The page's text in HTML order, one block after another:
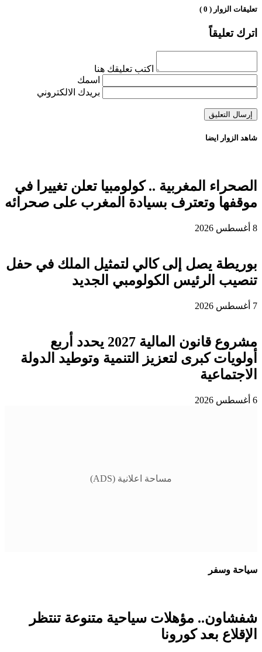
تعليقات الزوار ( 0 )
اترك تعليقاً
اكتب تعليقك هنا
اسمك
بريدك الالكتروني
شاهد الزوار ايضا
الصحراء المغربية .. كولومبيا تعلن تغييرا في
موقفها وتعترف بسيادة المغرب على صحرائه
8 أغسطس 2026
بوريطة يصل إلى كالي لتمثيل الملك في حفل
تنصيب الرئيس الكولومبي الجديد
7 أغسطس 2026
مشروع قانون المالية 2027 يحدد أربع
أولويات كبرى لتعزيز التنمية وتوطيد الدولة
الاجتماعية
6 أغسطس 2026
مساحة اعلانية (ADS)
سياحة وسفر
شفشاون.. مؤهلات سياحية متنوعة تنتظر
الإقلاع بعد كورونا